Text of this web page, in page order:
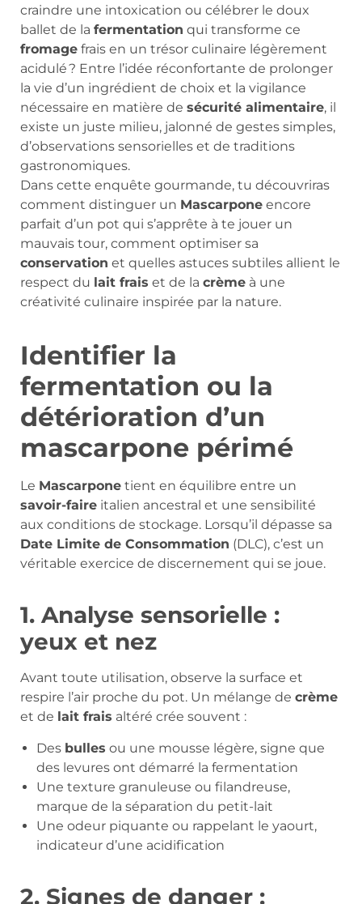
craindre une intoxication ou célébrer le doux
ballet de la fermentation qui transforme ce
fromage frais en un trésor culinaire légèrement
acidulé ? Entre l’idée réconfortante de prolonger
la vie d’un ingrédient de choix et la vigilance
nécessaire en matière de sécurité alimentaire, il
existe un juste milieu, jalonné de gestes simples,
d’observations sensorielles et de traditions
gastronomiques.
Dans cette enquête gourmande, tu découvriras
comment distinguer un Mascarpone encore
parfait d’un pot qui s’apprête à te jouer un
mauvais tour, comment optimiser sa
conservation et quelles astuces subtiles allient le
respect du lait frais et de la crème à une
créativité culinaire inspirée par la nature.
Identifier la
fermentation ou la
détérioration d’un
mascarpone périmé
Le Mascarpone tient en équilibre entre un
savoir-faire italien ancestral et une sensibilité
aux conditions de stockage. Lorsqu’il dépasse sa
Date Limite de Consommation (DLC), c’est un
véritable exercice de discernement qui se joue.
1. Analyse sensorielle :
yeux et nez
Avant toute utilisation, observe la surface et
respire l’air proche du pot. Un mélange de crème
et de lait frais altéré crée souvent :
Des bulles ou une mousse légère, signe que
des levures ont démarré la fermentation
Une texture granuleuse ou filandreuse,
marque de la séparation du petit-lait
Une odeur piquante ou rappelant le yaourt,
indicateur d’une acidification
2. Signes de danger :